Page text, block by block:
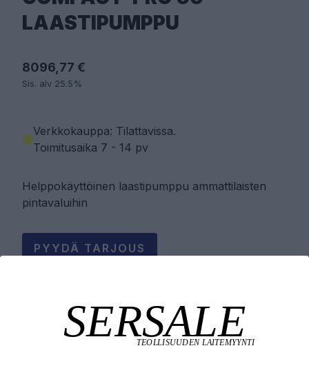
LAASTIPUMPPU
8096,77 €
Sis. alv 25.5%
Verkkokauppa: Tilattavissa.
Toimitusaika 7 - 14 pv
Helppokäyttöinen laastipumppu ammattilaisten
pintavaluihin
PYYDÄ TARJOUS
LISÄÄ OSTOSKORIIN